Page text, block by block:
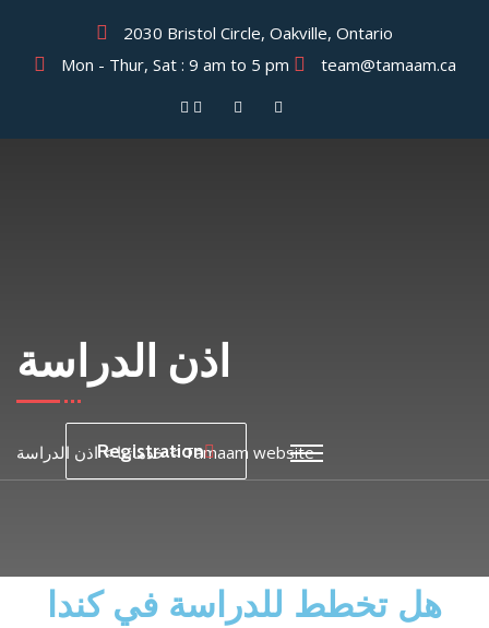
2030 Bristol Circle, Oakville, Ontario
team@tamaam.ca
Mon - Thur, Sat : 9 am to 5 pm
Registration
اذن الدراسة
Tamaam website
>خدماتنا>اذن الدراسة
هل تخطط للدراسة في كندا